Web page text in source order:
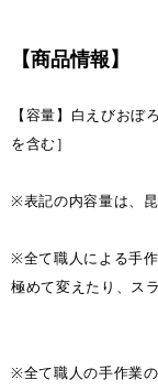
【商品情報】
【容量】白えびお
を含む］
※表記の内容量は、昆
※全て職人による手
極めて変えたり、ス
※全て職人の手作業